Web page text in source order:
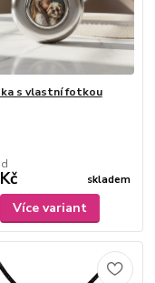
s vlastní fotkou
skladem
Více variant